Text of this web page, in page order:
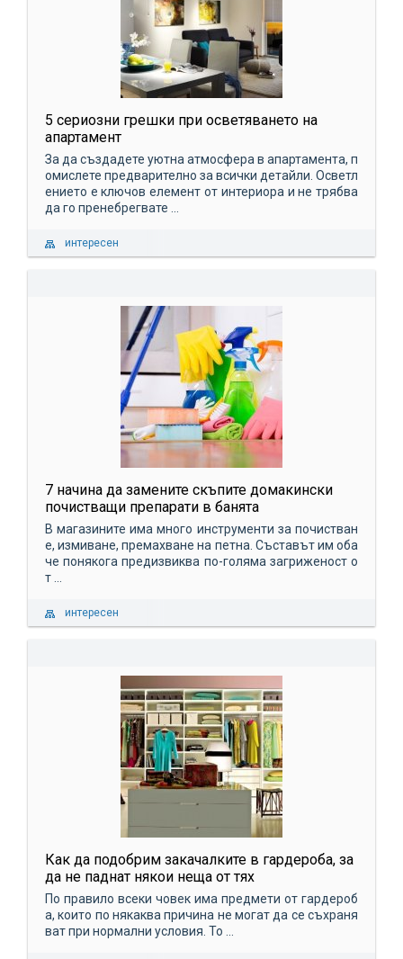
5 сериозни грешки при осветяването на
апартамент
За да създадете уютна атмосфера в апартамента, п
омислете предварително за всички детайли. Осветл
ението е ключов елемент от интериора и не трябва
да го пренебрегвате ...
интересен
7 начина да замените скъпите домакински
почистващи препарати в банята
В магазините има много инструменти за почистван
е, измиване, премахване на петна. Съставът им оба
че понякога предизвиква по-голяма загриженост о
т ...
интересен
Как да подобрим закачалките в гардероба, за
да не паднат някои неща от тях
По правило всеки човек има предмети от гардероб
а, които по някаква причина не могат да се съхраня
ват при нормални условия. То ...